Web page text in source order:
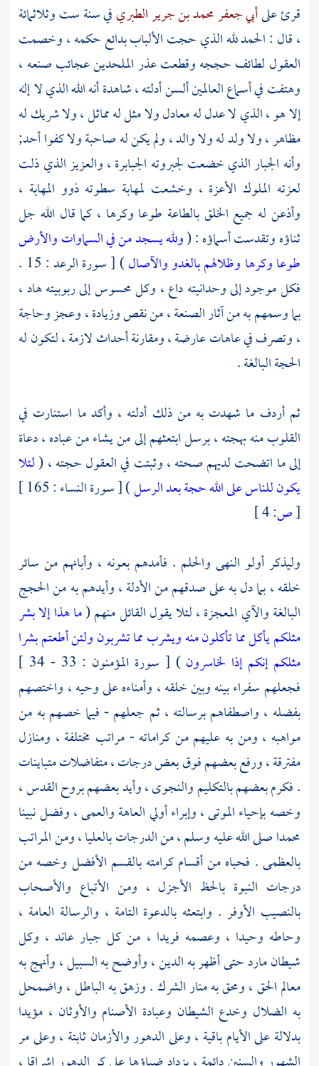
قرئ علىأبي جعفر محمد بن جرير الطبريفي سنة ست وثلاثمائة
، قال : الحمد لله الذي حجت الألباب بدائع حكمه ، وخصمت
العقول لطائف حججه وقطعت عذر الملحدين عجائب صنعه ،
وهتفت في أسماع العالمين ألسن أدلته ، شاهدة أنه الله الذي لا إله
إلا هو ، الذي لا عدل له معادل ولا مثل له مماثل ، ولا شريك له
مظاهر ، ولا ولد له ولا والد ، ولم يكن له صاحبة ولا كفوا أحد;
وأنه الجبار الذي خضعت لجبروته الجبابرة ، والعزيز الذي ذلت
لعزته الملوك الأعزة ، وخشعت لمهابة سطوته ذوو المهابة ،
وأذعن له جميع الخلق بالطاعة طوعا وكرها ، كما قال الله جل
ثناؤه وتقدست أسماؤه : (ولله يسجد من في السماوات والأرض
طوعا وكرها وظلالهم بالغدو والآصال
) [ سورة الرعد : 15 .
فكل موجود إلى وحدانيته داع ، وكل محسوس إلى ربوبيته هاد ،
بما وسمهم به من آثار الصنعة ، من نقص وزيادة ، وعجز وحاجة
، وتصرف في عاهات عارضة ، ومقارنة أحداث لازمة ، لتكون له
الحجة البالغة .
ثم أردف ما شهدت به من ذلك أدلته ، وأكد ما استنارت في
القلوب منه بهجته ، برسل ابتعثهم إلى من يشاء من عباده ، دعاة
إلى ما اتضحت لديهم صحته ، وثبتت في العقول حجته ، (لئلا
يكون للناس على الله حجة بعد الرسل) [ سورة النساء : 165 ]
[ص:
وليذكر أولو النهى والحلم . فأمدهم بعونه ، وأبانهم من سائر
خلقه ، بما دل به على صدقهم من الأدلة ، وأيدهم به من الحجج
البالغة والآي المعجزة ، لئلا يقول القائل منهم (ما هذا إلا بشر
مثلكم يأكل مما تأكلون منه ويشرب مما تشربون ولئن أطعتم بشرا
مثلكم إنكم إذا لخاسرون
) [ سورة المؤمنون : 33 - 34 ]
فجعلهم سفراء بينه وبين خلقه ، وأمناءه على وحيه ، واختصهم
بفضله ، واصطفاهم برسالته ، ثم جعلهم - فيما خصهم به من
مواهبه ، ومن به عليهم من كراماته - مراتب مختلفة ، ومنازل
مفترقة ، ورفع بعضهم فوق بعض درجات ، متفاضلات متباينات
. فكرم بعضهم بالتكليم والنجوى ، وأيد بعضهم بروح القدس ،
وخصه بإحياء الموتى ، وإبراء أولي العاهة والعمى ، وفضل نبينا
محمداصلى الله عليه وسلم ، من الدرجات بالعليا ، ومن المراتب
بالعظمى . فحباه من أقسام كرامته بالقسم الأفضل وخصه من
درجات النبوة بالحظ الأجزل ، ومن الأتباع والأصحاب
بالنصيب الأوفر . وابتعثه بالدعوة التامة ، والرسالة العامة ،
وحاطه وحيدا ، وعصمه فريدا ، من كل جبار عاند ، وكل
شيطان مارد حتى أظهر به الدين ، وأوضح به السبيل ، وأنهج به
معالم الحق ، ومحق به منار الشرك . وزهق به الباطل ، واضمحل
به الضلال وخدع الشيطان وعبادة الأصنام والأوثان ، مؤيدا
بدلالة على الأيام باقية ، وعلى الدهور والأزمان ثابتة ، وعلى مر